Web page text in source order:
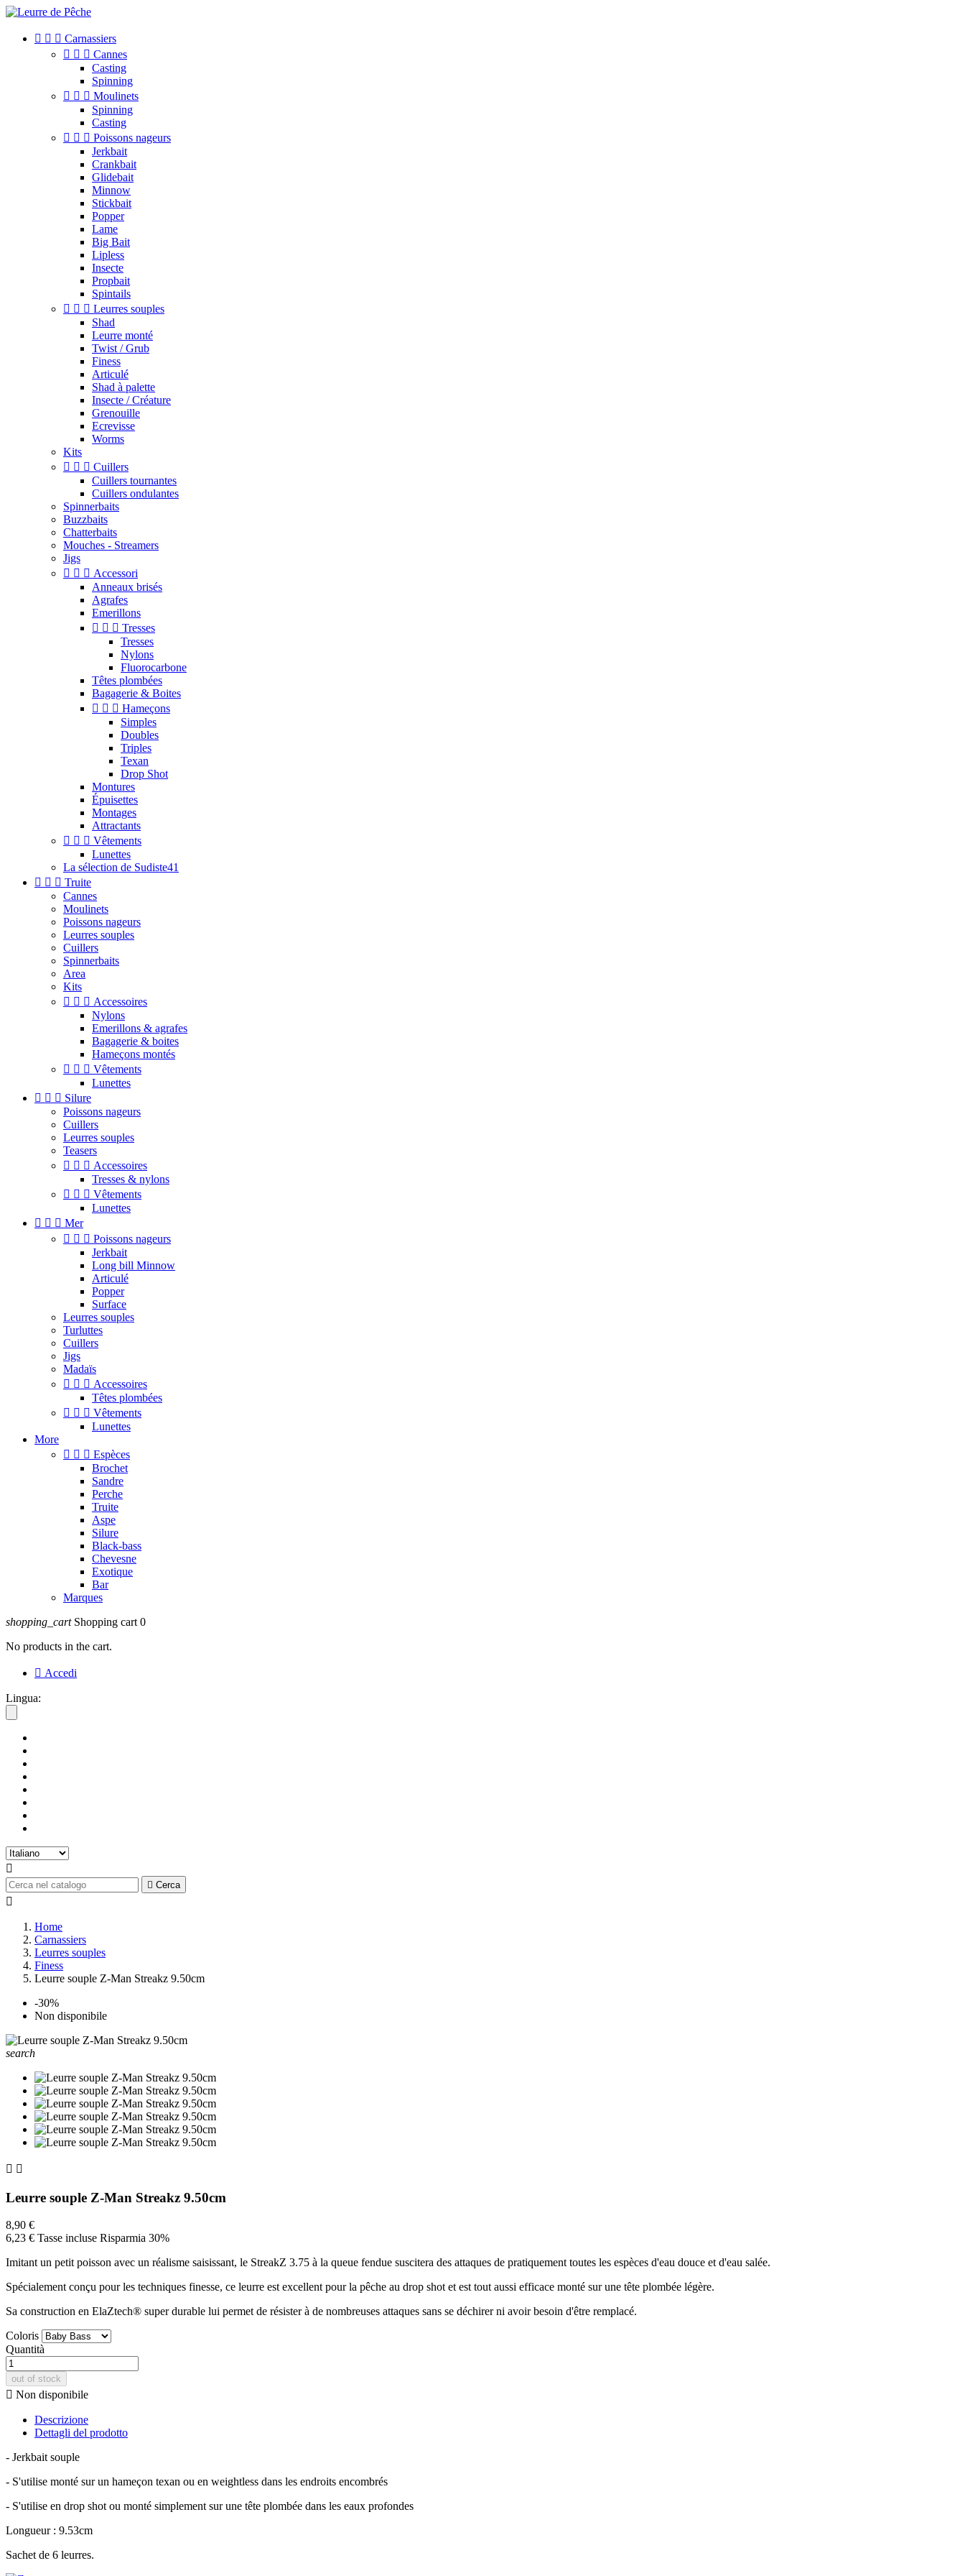
   Carnassiers
   Cannes
Casting
Spinning
   Moulinets
Spinning
Casting
   Poissons nageurs
Jerkbait
Crankbait
Glidebait
Minnow
Stickbait
Popper
Lame
Big Bait
Lipless
Insecte
Propbait
Spintails
   Leurres souples
Shad
Leurre monté
Twist / Grub
Finess
Articulé
Shad à palette
Insecte / Créature
Grenouille
Ecrevisse
Worms
Kits
   Cuillers
Cuillers tournantes
Cuillers ondulantes
Spinnerbaits
Buzzbaits
Chatterbaits
Mouches - Streamers
Jigs
   Accessori
Anneaux brisés
Agrafes
Emerillons
   Tresses
Tresses
Nylons
Fluorocarbone
Têtes plombées
Bagagerie & Boites
   Hameçons
Simples
Doubles
Triples
Texan
Drop Shot
Montures
Épuisettes
Montages
Attractants
   Vêtements
Lunettes
La sélection de Sudiste41
   Truite
Cannes
Moulinets
Poissons nageurs
Leurres souples
Cuillers
Spinnerbaits
Area
Kits
   Accessoires
Nylons
Emerillons & agrafes
Bagagerie & boites
Hameçons montés
   Vêtements
Lunettes
   Silure
Poissons nageurs
Cuillers
Leurres souples
Teasers
   Accessoires
Tresses & nylons
   Vêtements
Lunettes
   Mer
   Poissons nageurs
Jerkbait
Long bill Minnow
Articulé
Popper
Surface
Leurres souples
Turluttes
Cuillers
Jigs
Madaïs
   Accessoires
Têtes plombées
   Vêtements
Lunettes
More
   Espèces
Brochet
Sandre
Perche
Truite
Aspe
Silure
Black-bass
Chevesne
Exotique
Bar
Marques
shopping_cart Shopping cart 0
No products in the cart.
 Accedi
Lingua:

 Cerca

Home
Carnassiers
Leurres souples
Finess
Leurre souple Z-Man Streakz 9.50cm
-30%
Non disponibile
search
 
Leurre souple Z-Man Streakz 9.50cm
8,90 €
6,23 € Tasse incluse Risparmia 30%
Imitant un petit poisson avec un réalisme saisissant, le StreakZ 3.75 à la queue fendue suscitera des attaques de pratiquement toutes les espèces d'eau douce et d'eau salée.
Spécialement conçu pour les techniques finesse, ce leurre est excellent pour la pêche au drop shot et est tout aussi efficace monté sur une tête plombée légère.
Sa construction en ElaZtech® super durable lui permet de résister à de nombreuses attaques sans se déchirer ni avoir besoin d'être remplacé.
Coloris
Quantità
out of stock
 Non disponibile
Descrizione
Dettagli del prodotto
- Jerkbait souple
- S'utilise monté sur un hameçon texan ou en weightless dans les endroits encombrés
- S'utilise en drop shot ou monté simplement sur une tête plombée dans les eaux profondes
Longueur : 9.53cm
Sachet de 6 leurres.